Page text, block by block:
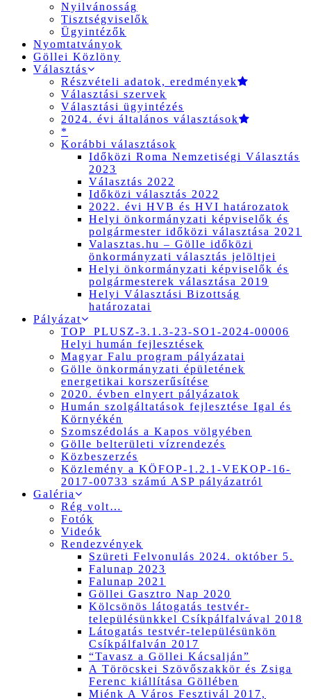
Nyilvánosság
Tisztségviselők
Ügyintézők
Nyomtatványok
Göllei Közlöny
Választás
Részvételi adatok, eredmények
Választási szervek
Választási ügyintézés
2024. évi általános választások
*
Korábbi választások
Időközi Roma Nemzetiségi Választás
2023
Választás 2022
Időközi választás 2022
2022. évi HVB és HVI határozatok
Helyi önkormányzati képviselők és
polgármester időközi választása 2021
Valasztas.hu – Gölle időközi
önkormányzati választás jelöltjei
Helyi önkormányzati képviselők és
polgármesterek választása 2019
Helyi Választási Bizottság
határozatai
Pályázat
TOP_PLUSZ-3.1.3-23-SO1-2024-00006
Helyi humán fejlesztések
Magyar Falu program pályázatai
Gölle önkormányzati épületének
energetikai korszerűsítése
2020. évben elnyert pályázatok
Humán szolgáltatások fejlesztése Igal és
Környékén
Szomszédolás a Kapos völgyében
Gölle belterületi vízrendezés
Közbeszerzés
Közlemény a KÖFOP-1.2.1-VEKOP-16-
2017-00733 számú ASP pályázatról
Galéria
Rég volt…
Fotók
Videók
Rendezvények
Szüreti Felvonulás 2024. október 5.
Falunap 2023
Falunap 2021
Göllei Gasztro Nap 2020
Kölcsönös látogatás testvér-
településünkkel Csíkpálfalvával 2018
Látogatás testvér-településünkön
Csíkpálfalván 2017
“Tavasz a Göllei Kácsalján”
A Töröcskei Szövőszakkör és Zsiga
Ferenc kiállítása Göllében
Miénk A Város Fesztivál 2017,